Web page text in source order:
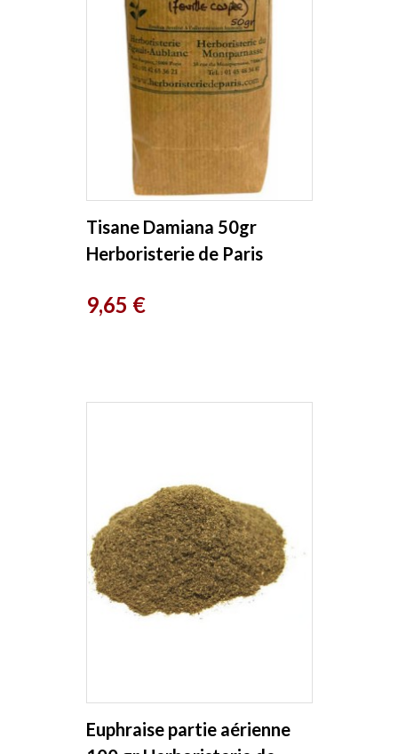
Tisane Damiana 50gr
Herboristerie de Paris
Prix
9,65 €
Euphraise partie aérienne